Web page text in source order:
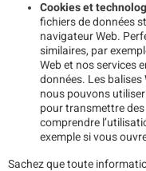
Cookies et
fichiers de données
navigateur Web.
similaires, par
Web et nos services
données. Les
nous pouvons
pour transmettre
comprendre
exemple si vous
Sachez que toute